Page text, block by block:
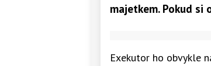
majetkem. Pokud
Exekutor ho obvykle